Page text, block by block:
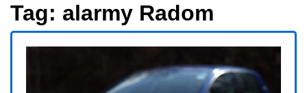
Tag: alarmy Radom